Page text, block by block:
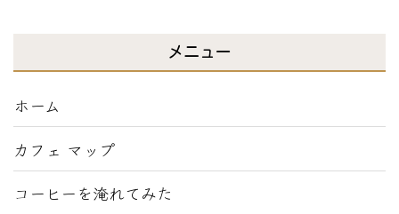
メニュー
ホーム
カフェ マップ
コーヒーを淹れてみた